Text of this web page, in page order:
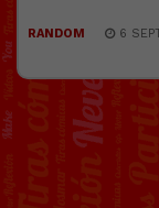
RANDOM 6